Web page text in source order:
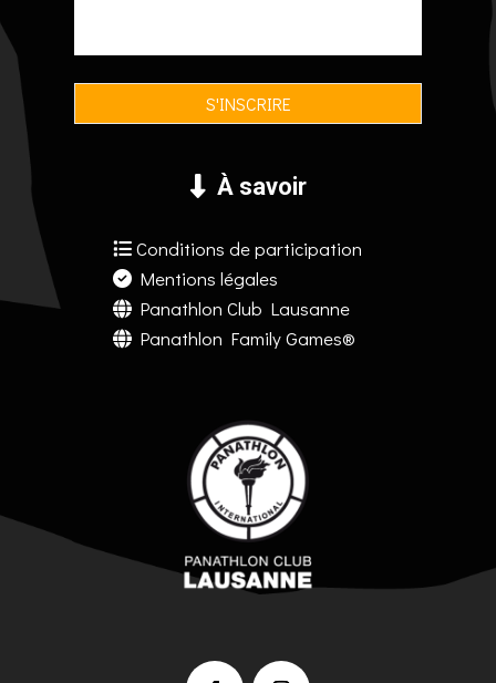
À savoir
Conditions de participation
Mentions légales
Panathlon Club Lausanne
Panathlon Family Games®